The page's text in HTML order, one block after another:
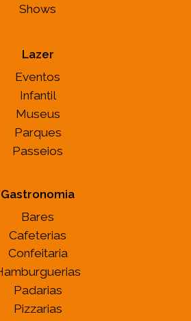
Shows
Lazer
Eventos
Infantil
Museus
Parques
Passeios
Gastronomia
Bares
Cafeterias
Confeitaria
Padarias
Pizzarias